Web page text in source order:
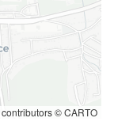
contributors © CARTO